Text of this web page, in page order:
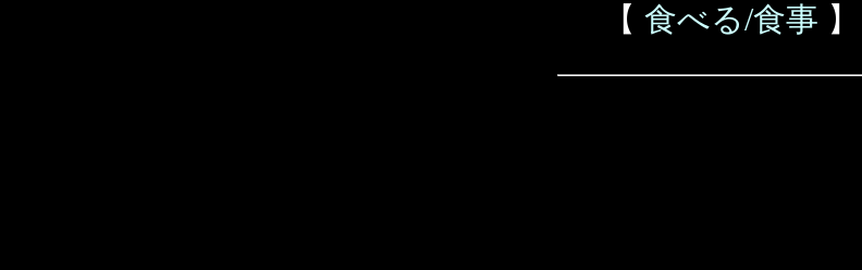
【 食べる/食事 】